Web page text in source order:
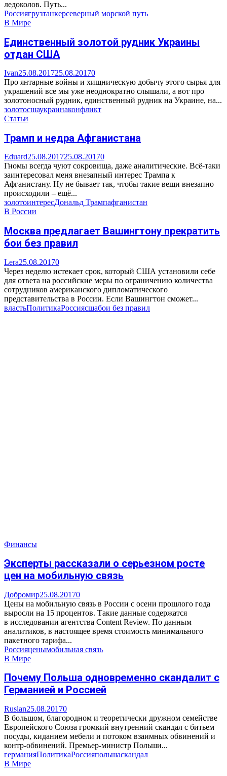
ледоколов. Путь...
Россиягрузтанкерсеверный морской путь
В Мире
Единственный золотой рудник Украины
отдан США
Ivan25.08.201725.08.20170
Про янтарные войны и хищническую добычу этого сырья для
украшений все мы уже неоднократно слышали, а вот про
золотоносный рудник, единственный рудник на Украине, на...
золотосшаукраинаконфликт
Статьи
Трамп и недра Афганистана
Eduard25.08.201725.08.20170
Гномы всегда чуют сокровища, даже аналитические. Всё-таки
заинтересовал меня внезапный интерес Трампа к
Афганистану. Ну не бывает так, чтобы такие вещи внезапно
происходили – ещё...
золотоинтересДональд Трампафганистан
В России
Москва предлагает Вашингтону прекратить
бои без правил
Lera25.08.20170
Через неделю истекает срок, который США установили себе
для ответа на российские меры по ограничению количества
сотрудников американского дипломатического
представительства в России. Если Вашингтон сможет...
властьПолитикаРоссиясшабои без правил
Финансы
Эксперты рассказали о серьезном росте
цен на мобильную связь
Добромир25.08.20170
Цены на мобильную связь в России с осени прошлого года
выросли на 15 процентов. Такие данные содержатся
в исследовании агентства Content Review. По данным
аналитиков, в настоящее время стоимость минимального
пакетного тарифа...
Россияценымобильная связь
В Мире
Почему Польша одновременно скандалит с
Германией и Россией
Ruslan25.08.20170
В большом, благородном и теоретически дружном семействе
Европейского Союза громкий внутренний скандал с битьем
посуды, киданием мебели и потоком взаимных обвинений и
контр-обвинений. Премьер-министр Польши...
германияПолитикаРоссияпольшаскандал
В Мире